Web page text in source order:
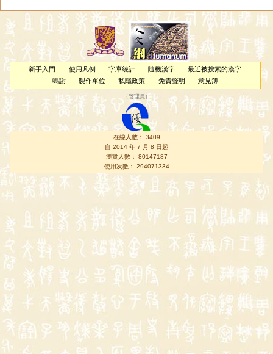
新手入門 使用凡例 字庫統計 隨機漢字
最近被搜索的漢字
鳴謝
製作單位 私隱政策 免責聲明 意見簿
（管理員 ）
在線人數： 3409
自 2014 年 7 月 8 日起
瀏覽人數： 80147187
使用次數： 294071334